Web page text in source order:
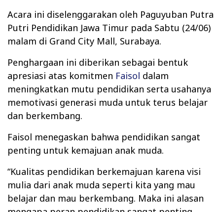
Acara ini diselenggarakan oleh Paguyuban Putra
Putri Pendidikan Jawa Timur pada Sabtu (24/06)
malam di Grand City Mall, Surabaya.
Penghargaan ini diberikan sebagai bentuk
apresiasi atas komitmen Faisol dalam
meningkatkan mutu pendidikan serta usahanya
memotivasi generasi muda untuk terus belajar
dan berkembang.
Faisol menegaskan bahwa pendidikan sangat
penting untuk kemajuan anak muda.
“Kualitas pendidikan berkemajuan karena visi
mulia dari anak muda seperti kita yang mau
belajar dan mau berkembang. Maka ini alasan